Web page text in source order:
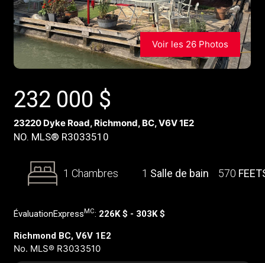
Voir les 26 Photos
232 000 $
23220 Dyke Road, Richmond, BC, V6V 1E2
NO. MLS® R3033510
1 Chambres 1 Salle de bain 570
ÉvaluationExpress MC: 226K $ - 303K $
Richmond BC, V6V 1E2
No. MLS® R3033510